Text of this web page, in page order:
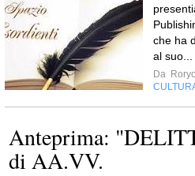
che ha
al suo...
Da
Anteprima:
di AA.VV.